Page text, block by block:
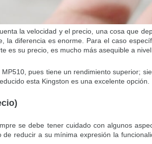
la velocidad y el precio, una cosa que
la diferencia es enorme. Para el caso
es su precio, es mucho más asequible a nivel
pues tiene un rendimiento superior;
esta Kingston es una excelente opción.
se debe tener cuidado con algunos
reducir a su mínima expresión la